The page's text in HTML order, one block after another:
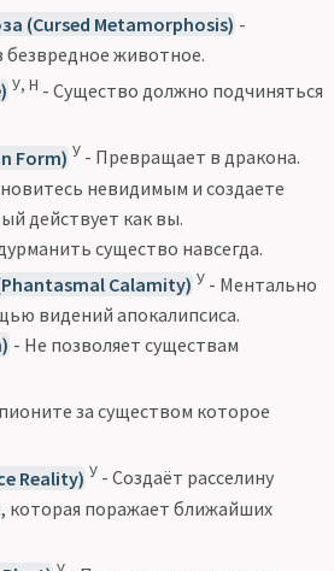
(Cursed Metamorphosis) -
животное.
У, Н - Существо должно подчиняться
Form) У - Превращает в дракона.
невидимым и создаете
действует как вы.
существо навсегда.
Calamity) У - Ментально
видений апокалипсиса.
- Не позволяет существам
за существом которое
Reality) У - Создаёт расселину
которая поражает ближайших